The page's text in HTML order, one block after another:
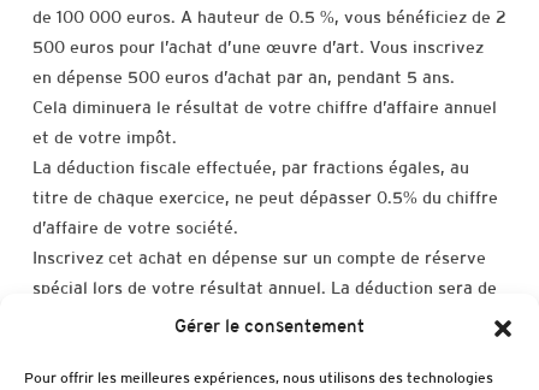
Gérer le consentement
Pour offrir les meilleures expériences, nous utilisons des technologies
de 100 000 euros. A hauteur de 0.5 %, vous bénéficiez de 2
500 euros pour l’achat d’une œuvre d’art. Vous inscrivez
en dépense 500 euros d’achat par an, pendant 5 ans.
Cela diminuera le résultat de votre chiffre d’affaire annuel
et de votre impôt.
La déduction fiscale effectuée, par fractions égales, au
titre de chaque exercice, ne peut dépasser 0.5% du chiffre
d’affaire de votre société.
Inscrivez cet achat en dépense sur un compte de réserve
spécial lors de votre résultat annuel. La déduction sera de
20% du prix d’achat de l’œuvre pendant 5 ans.
votre entreprise, le temps de la durée d’amortissement, 5